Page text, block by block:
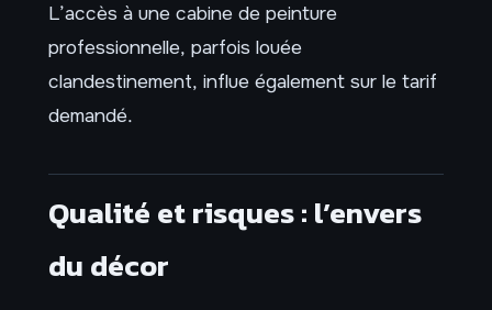
L’accès à une cabine de peinture
professionnelle, parfois louée
clandestinement, influe également sur le tarif
demandé.
Qualité et risques : l’envers
du décor